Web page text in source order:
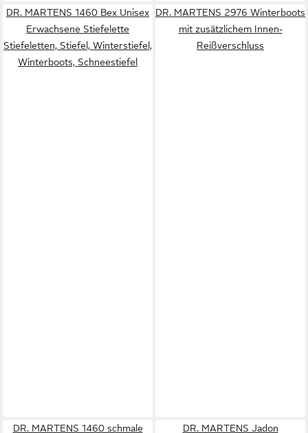
DR. MARTENS 1460 Bex Unisex
Erwachsene Stiefelette
Stiefeletten, Stiefel, Winterstiefel,
Winterboots, Schneestiefel
DR. MARTENS 2976 Winterboots
mit zusätzlichem Innen-
Reißverschluss
DR. MARTENS 1460 schmale
DR. MARTENS Jadon